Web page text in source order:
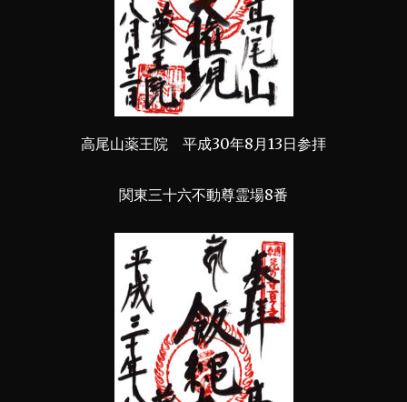
高尾山薬王院 平成30年8月13日参拝
関東三十六不動尊霊場8番